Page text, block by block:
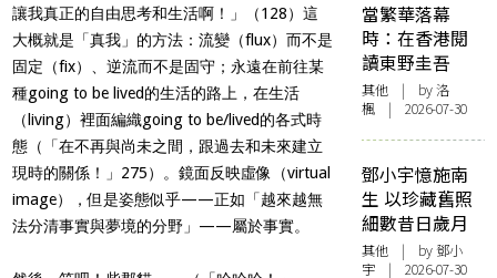
讓我真正的自由思考和生活啊！」（128）這
大概就是「真我」的方法：流變（flux）而不是
固定（fix）、逆流而不是固守；永遠在前往某
種going to be lived的生活的路上，在生活
（living）裡面編織going to be/lived的各式時
態（「在不再與尚未之間，跟過去和未來建立
現時的關係！」275）。鏡面反映虛像（virtual
image），但是姿態似乎——正如「越來越無
法分清事實與夢境的分野」——屬於事實。
當繁華落幕
時：在香港閱
讀東野圭吾
其他 | by洛
楓 | 2026-07-30
鄧小宇憶施南
生 以珍藏舊照
細數昔日歲月
其他 | by 鄧小
宇 | 2026-07-30